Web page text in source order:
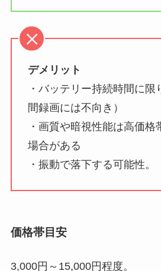
デメリット
・バッテリー持続時間に限
間録画には不向き）
・画質や暗視性能は高価格
場合がある
・振動で落下する可能性。
価格帯目安
3,000円～15,000円程度。